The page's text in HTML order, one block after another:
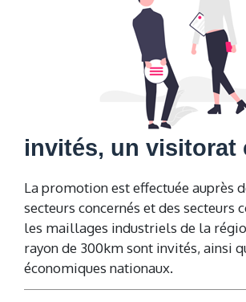
invités, un visitorat
La promotion est effectuée auprès
secteurs concernés et des secteurs
les maillages industriels de la
rayon de 300km sont invités, ainsi
économiques nationaux.